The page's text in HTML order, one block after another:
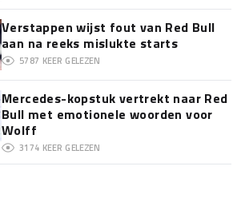
Verstappen wijst fout van Red Bull
aan na reeks mislukte starts
5787 KEER GELEZEN
Mercedes-kopstuk vertrekt naar Red
Bull met emotionele woorden voor
Wolff
3174 KEER GELEZEN